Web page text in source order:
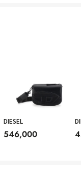
DIESEL
546,000